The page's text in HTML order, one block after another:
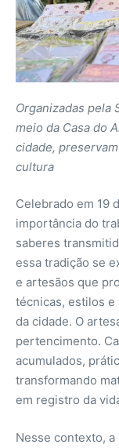
Organizadas pela
meio da Casa do
cidade,
cultura
Celebrado em 19
importância do
saberes
essa tradição se
e artesãos que
técnicas, estilos e
da cidade. O
pertencimento.
acumulados,
transformando
em registro da
Nesse contexto,